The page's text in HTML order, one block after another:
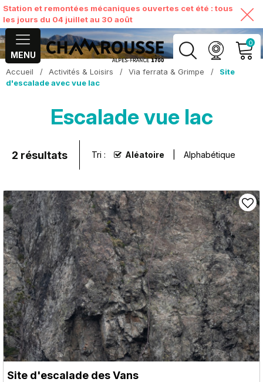
Station et remontées mécaniques ouvertes cet été : tous
les jours du 04 juillet au 30 août
MENU
0
MON COMPTE
VOIR MON PANIER
Accueil / Activités & Loisirs / Via ferrata & Grimpe /
Site
d'escalade avec vue lac
Escalade vue lac
2 résultats Tri : Aléatoire Alphabétique
Site d'escalade des Vans